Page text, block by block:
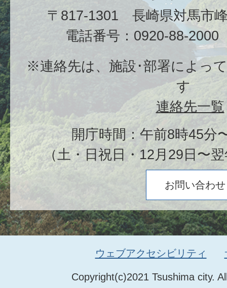
〒817-1301 長崎県対馬市
電話番号：0920-88-2000
※連絡先は、施設･部署によっ
す
連絡先一覧
開庁時間：午前8時45分
（土・日祝日・12月29日〜
お問い合わせ
Copyright(c)2021 Tsushima city.
ウェブアクセシビリティ